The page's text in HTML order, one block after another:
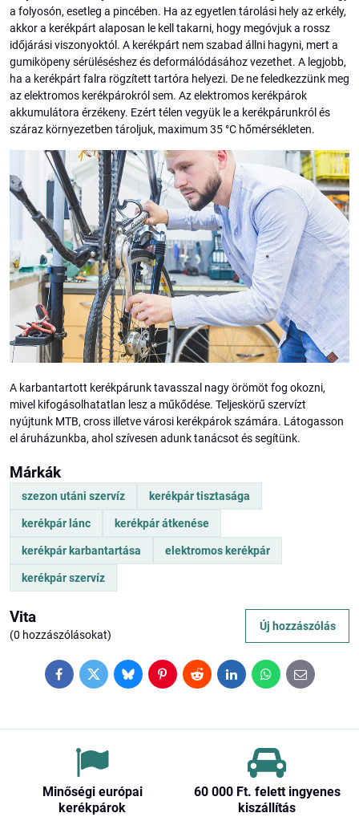
a folyosón, esetleg a pincében. Ha az egyetlen tárolási hely az erkély,
akkor a kerékpárt alaposan le kell takarni, hogy megóvjuk a rossz
időjárási viszonyoktól. A kerékpárt nem szabad állni hagyni, mert a
gumiköpeny sérüléséshez és deformálódásához vezethet. A legjobb,
ha a kerékpárt falra rögzített tartóra helyezi. De ne feledkezzünk meg
az elektromos kerékpárokról sem. Az elektromos kerékpárok
akkumulátora érzékeny. Ezért télen vegyük le a kerékpárunkról és
száraz környezetben tároljuk, maximum 35 °C hőmérsékleten.
A karbantartott kerékpárunk tavasszal nagy örömöt fog okozni,
mivel kifogásolhatatlan lesz a műkődése. Teljeskörű szervízt
nyújtunk MTB, cross illetve városi kerékpárok számára. Látogasson
el áruházunkba, ahol szívesen adunk tanácsot és segítünk.
Márkák
szezon utáni szervíz kerékpár tisztasága
kerékpár lánc kerékpár átkenése
kerékpár karbantartása elektromos kerékpár
kerékpár szervíz
Vita
(0 hozzászólásokat)
Új hozzászólás
FacebookTwitterBlueskyPinterestRedditLinkedInWhatsApp
E-
mail
Minőségi európai
kerékpárok
60 000 Ft​. felett ingyenes
kiszállítás